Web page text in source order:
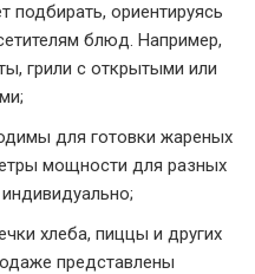
подбирать, ориентируясь
блюд. Например,
грили с открытыми или
для готовки жареных
мощности для разных
хлеба, пиццы и других
представлены